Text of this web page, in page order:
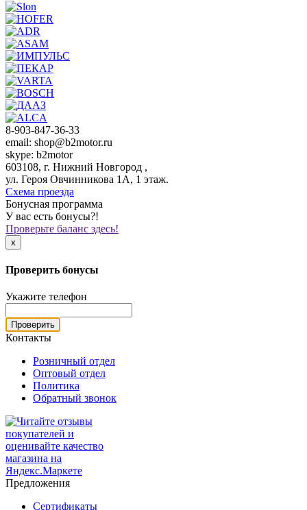
8-903-847-36-33
email: shop@b2motor.ru
skype: b2motor
603108, г. Нижний Новгород ,
ул. Героя Овчинникова 1А, 1 этаж.
Схема проезда
Бонусная программа
У вас есть бонусы?!
Проверьте баланс здесь!
x
Проверить бонусы
Укажите телефон
Проверить
Контакты
Розничный отдел
Оптовый отдел
Политика
Обратный звонок
Предложения
Сертификаты